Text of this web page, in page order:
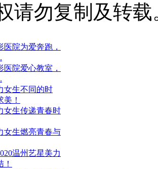
请勿复制及转
医院为爱奔跑，
医院爱心教室，
女生不同的时
！
女生传递青春时
女生燃亮青春与
温州艺星美力